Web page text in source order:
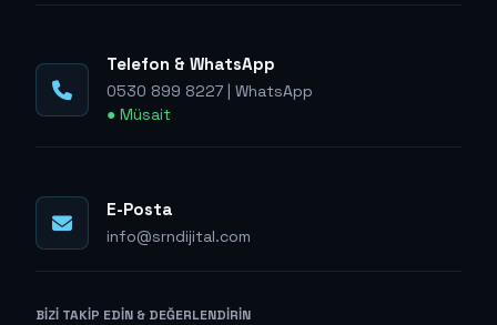
Telefon & WhatsApp
0530 899 8227 | WhatsApp
● Müsait
E-Posta
info@srndijital.com
BIZI TAKIP EDIN & DEĞERLENDIRIN